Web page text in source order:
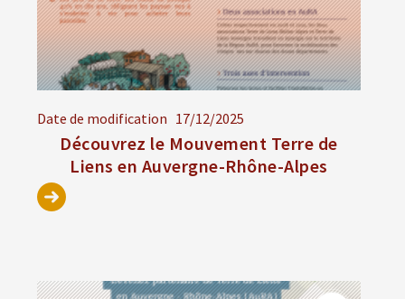
Date de modification 17/12/2025
Découvrez le Mouvement Terre de
Liens en Auvergne-Rhône-Alpes